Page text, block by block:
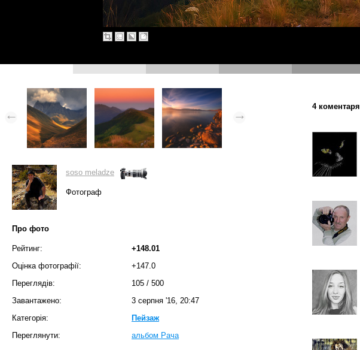
soso meladze
Фотограф
Про фото
Рейтинг:
+148.01
Оцінка фотографії:
+147.0
Переглядів:
105 / 500
Завантажено:
3 серпня '16, 20:47
Категорія:
Пейзаж
Переглянути:
альбом Рача
4 коментаря